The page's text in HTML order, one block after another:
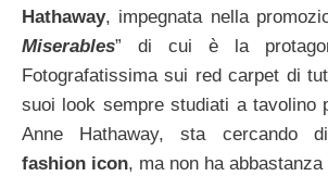
Hathaway, impegnata nella
Miserables” di cui è la
Fotografatissima sui red carpet di
suoi look sempre studiati a tavolino
Anne Hathaway, sta cercando
fashion icon, ma non ha abbastanza